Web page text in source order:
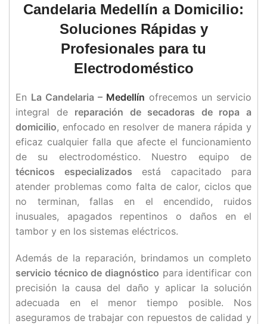
Candelaria Medellín a Domicilio:
Soluciones Rápidas y
Profesionales para tu
Electrodoméstico
En La Candelaria – Medellín ofrecemos un servicio
integral de reparación de secadoras de ropa a
domicilio, enfocado en resolver de manera rápida y
eficaz cualquier falla que afecte el funcionamiento
de su electrodoméstico. Nuestro equipo de
técnicos especializados está capacitado para
atender problemas como falta de calor, ciclos que
no terminan, fallas en el encendido, ruidos
inusuales, apagados repentinos o daños en el
tambor y en los sistemas eléctricos.
Además de la reparación, brindamos un completo
servicio técnico de diagnóstico para identificar con
precisión la causa del daño y aplicar la solución
adecuada en el menor tiempo posible. Nos
aseguramos de trabajar con repuestos de calidad y